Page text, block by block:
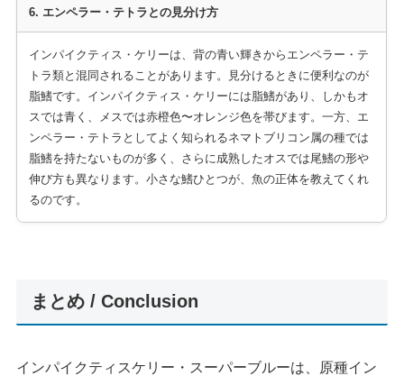
6. エンペラー・テトラとの見分け方
インパイクティス・ケリーは、背の青い輝きからエンペラー・テ
トラ類と混同されることがあります。見分けるときに便利なのが
脂鰭です。インパイクティス・ケリーには脂鰭があり、しかもオ
スでは青く、メスでは赤橙色〜オレンジ色を帯びます。一方、エ
ンペラー・テトラとしてよく知られるネマトブリコン属の種では
脂鰭を持たないものが多く、さらに成熟したオスでは尾鰭の形や
伸び方も異なります。小さな鰭ひとつが、魚の正体を教えてくれ
るのです。
まとめ / Conclusion
インパイクティスケリー・スーパーブルーは、原種イン